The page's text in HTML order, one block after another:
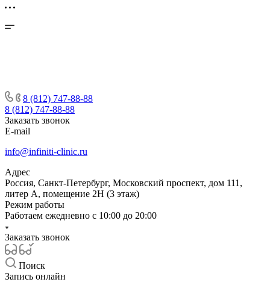
8 (812) 747-88-88
8 (812) 747-88-88
Заказать звонок
E-mail
info@infiniti-clinic.ru
Адрес
Россия, Санкт-Петербург, Московский проспект, дом 111,
литер А, помещение 2Н (3 этаж)
Режим работы
Работаем ежедневно с 10:00 до 20:00
Заказать звонок
Поиск
Запись онлайн